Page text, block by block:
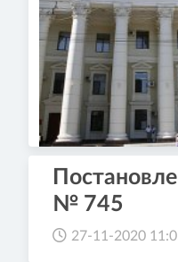
№ 745
27-11-2020